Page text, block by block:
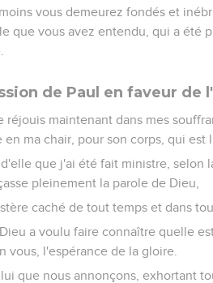
vous demeurez fondés et
que vous avez entendu, qui a été
de Paul en faveur de
réjouis maintenant dans mes
en ma chair, pour son corps, qui est
que j'ai été fait ministre, selon
pleinement la parole de Dieu,
caché de tout temps et dans
a voulu faire connaître quelle
vous, l'espérance de la gloire.
que nous annonçons, exhortant